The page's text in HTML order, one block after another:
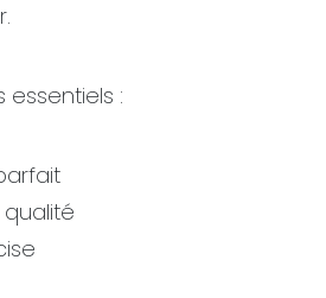
essentiels :